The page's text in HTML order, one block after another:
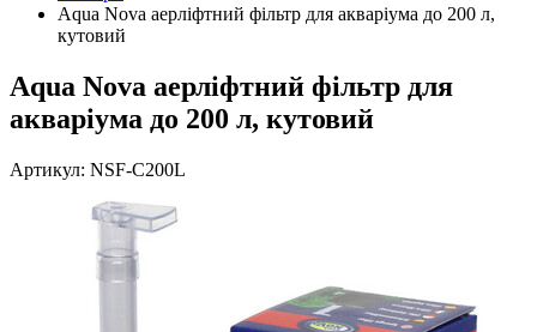
Aqua Nova аерліфтний фільтр для акваріума до 200 л,
кутовий
Aqua Nova аерліфтний фільтр для
акваріума до 200 л, кутовий
Артикул: NSF-C200L